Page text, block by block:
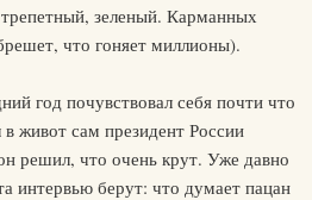
зеленый. Карманных
что гоняет миллионы).
год почувствовал себя почти что
в живот сам президент России
решил, что очень крут. Уже давно
интервью берут: что думает пацан